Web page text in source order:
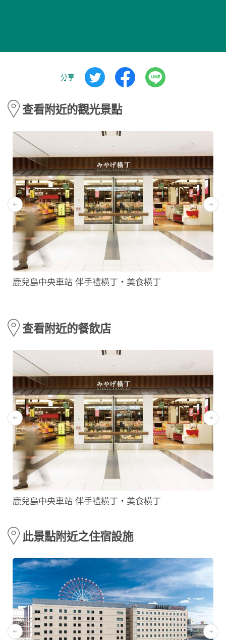
分享
查看附近的觀光景點
鹿兒島中央車站 伴手禮橫丁・美食橫丁
查看附近的餐飲店
鹿兒島中央車站 伴手禮橫丁・美食橫丁
此景點附近之住宿設施